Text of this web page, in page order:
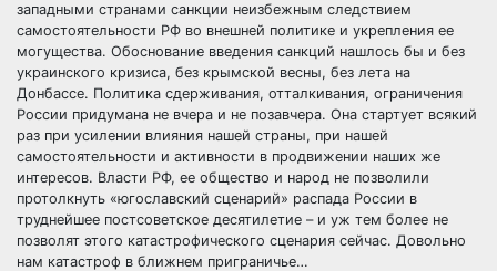
западными странами санкции неизбежным следствием
самостоятельности РФ во внешней политике и укрепления ее
могущества. Обоснование введения санкций нашлось бы и без
украинского кризиса, без крымской весны, без лета на
Донбассе. Политика сдерживания, отталкивания, ограничения
России придумана не вчера и не позавчера. Она стартует всякий
раз при усилении влияния нашей страны, при нашей
самостоятельности и активности в продвижении наших же
интересов. Власти РФ, ее общество и народ не позволили
протолкнуть «югославский сценарий» распада России в
труднейшее постсоветское десятилетие – и уж тем более не
позволят этого катастрофического сценария сейчас. Довольно
нам катастроф в ближнем приграничье…